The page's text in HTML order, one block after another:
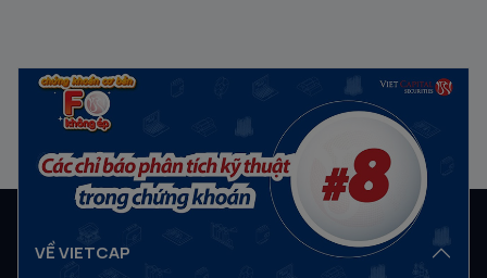
Chứng khoán Cơ Bản #8 | F0 Không ép: Các chỉ báo
phân tích kỹ thuật trong chứng khoán
10/10/2022
VỀ VIETCAP